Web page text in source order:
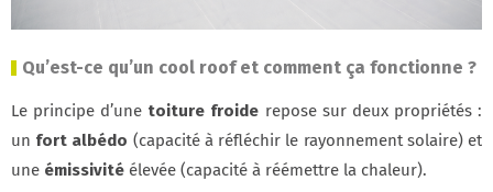
Qu’est-ce qu’un cool roof et comment ça fonctionne ?
Le principe d’une toiture froide repose sur deux propriétés :
un fort albédo (capacité à réfléchir le rayonnement solaire) et
une émissivité élevée (capacité à réémettre la chaleur).